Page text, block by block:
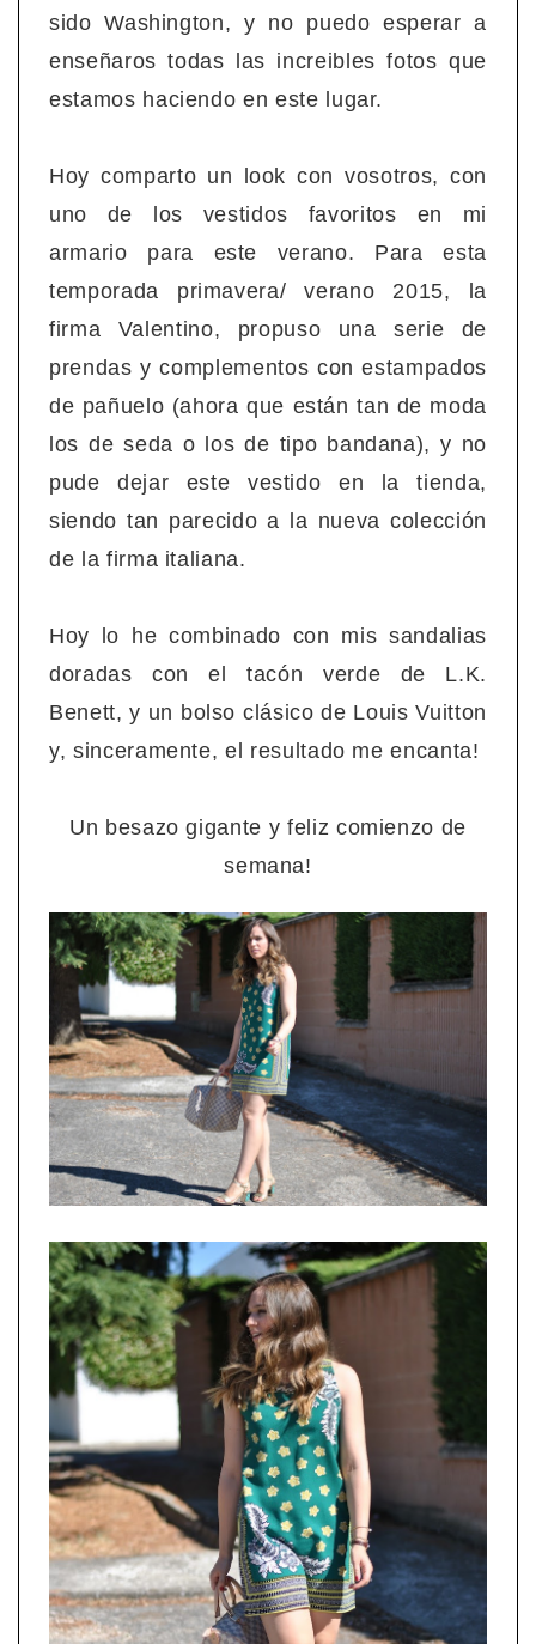
sido Washington, y no puedo esperar a
enseñaros todas las increibles fotos que
estamos haciendo en este lugar.
Hoy comparto un look con vosotros, con
uno de los vestidos favoritos en mi
armario para este verano. Para esta
temporada primavera/ verano 2015, la
firma Valentino, propuso una serie de
prendas y complementos con estampados
de pañuelo (ahora que están tan de moda
los de seda o los de tipo bandana), y no
pude dejar este vestido en la tienda,
siendo tan parecido a la nueva colección
de la firma italiana.
Hoy lo he combinado con mis sandalias
doradas con el tacón verde de L.K.
Benett, y un bolso clásico de Louis Vuitton
y, sinceramente, el resultado me encanta!
Un besazo gigante y feliz comienzo de
semana!